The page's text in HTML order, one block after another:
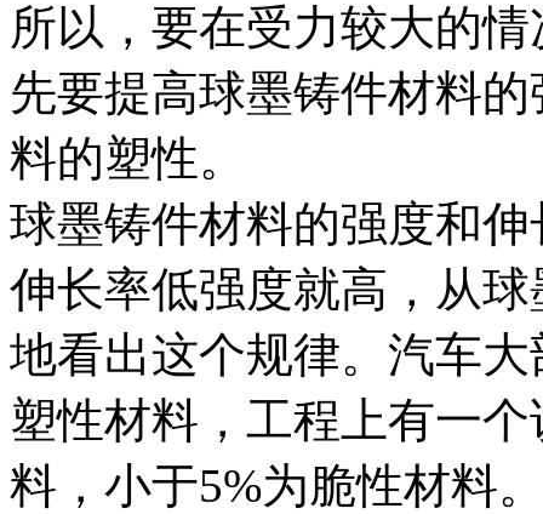
所以，要在受力较大的
先要提高球墨铸件材料
料的塑性。
球墨铸件材料的强度和
伸长率低强度就高，从
地看出这个规律。汽车
塑性材料，工程上有一
料，小于5%为脆性材料